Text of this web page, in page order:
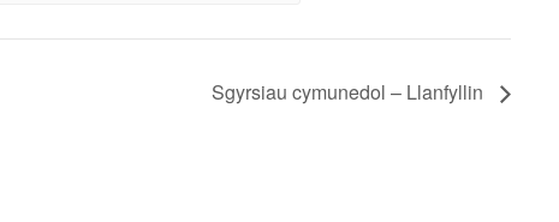
Sgyrsiau cymunedol – Llanfyllin